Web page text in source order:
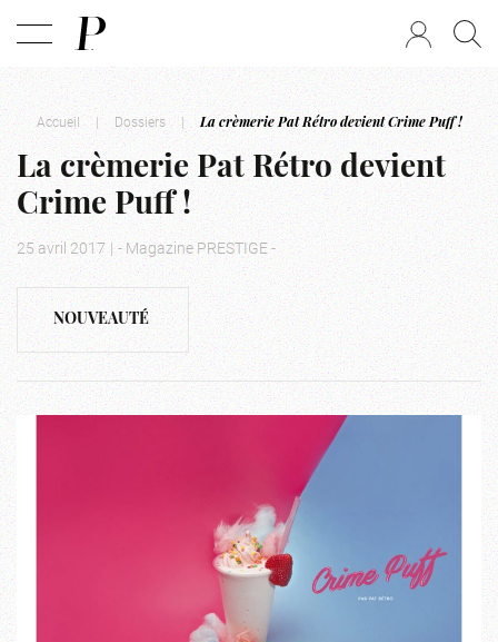
Accueil | Dossiers | La crèmerie Pat Rétro devient Crime Puff !
La crèmerie Pat Rétro devient
Crime Puff !
25 avril 2017 | - Magazine PRESTIGE -
NOUVEAUTÉ